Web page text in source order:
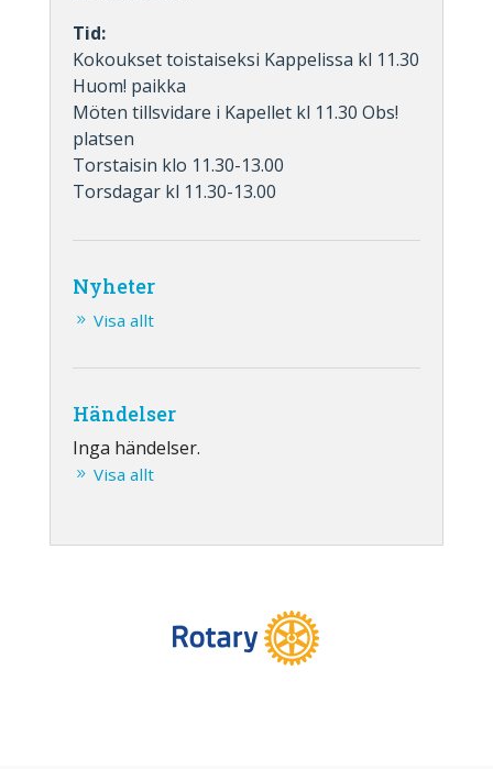
Tid:
Kokoukset toistaiseksi Kappelissa kl 11.30
Huom! paikka
Möten tillsvidare i Kapellet kl 11.30 Obs!
platsen
Torstaisin klo 11.30-13.00
Torsdagar kl 11.30-13.00
Nyheter
Visa allt
Händelser
Inga händelser.
Visa allt